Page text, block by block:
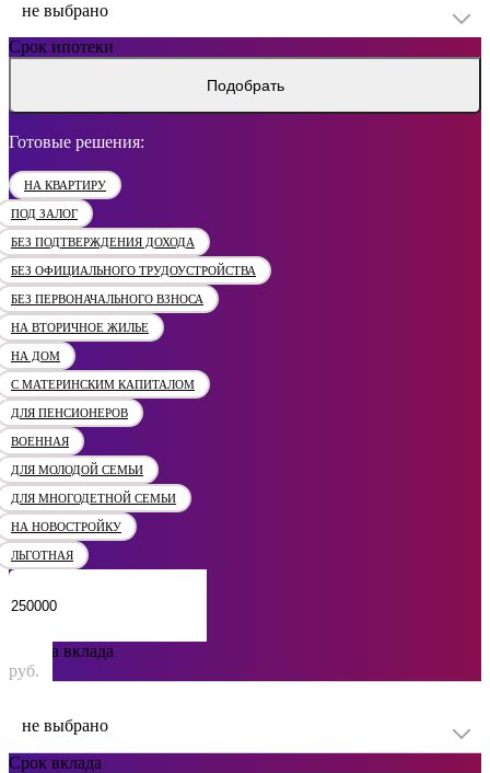
не выбрано
Срок ипотеки
Подобрать
Готовые решения:
НА КВАРТИРУ
ПОД ЗАЛОГ
БЕЗ ПОДТВЕРЖДЕНИЯ ДОХОДА
БЕЗ ОФИЦИАЛЬНОГО ТРУДОУСТРОЙСТВА
БЕЗ ПЕРВОНАЧАЛЬНОГО ВЗНОСА
НА ВТОРИЧНОЕ ЖИЛЬЕ
НА ДОМ
С МАТЕРИНСКИМ КАПИТАЛОМ
ДЛЯ ПЕНСИОНЕРОВ
ВОЕННАЯ
ДЛЯ МОЛОДОЙ СЕМЬИ
ДЛЯ МНОГОДЕТНОЙ СЕМЬИ
НА НОВОСТРОЙКУ
ЛЬГОТНАЯ
Сумма вклада
руб.
не выбрано
Срок вклада